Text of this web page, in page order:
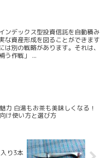
ンデックス型投資信託を自動積み
な資産形成を図ることができます
別の戦略があります。それは、
う作戦」 ...
力 白湯もお茶も美味しくなる！
け使い方と選び方
り3本